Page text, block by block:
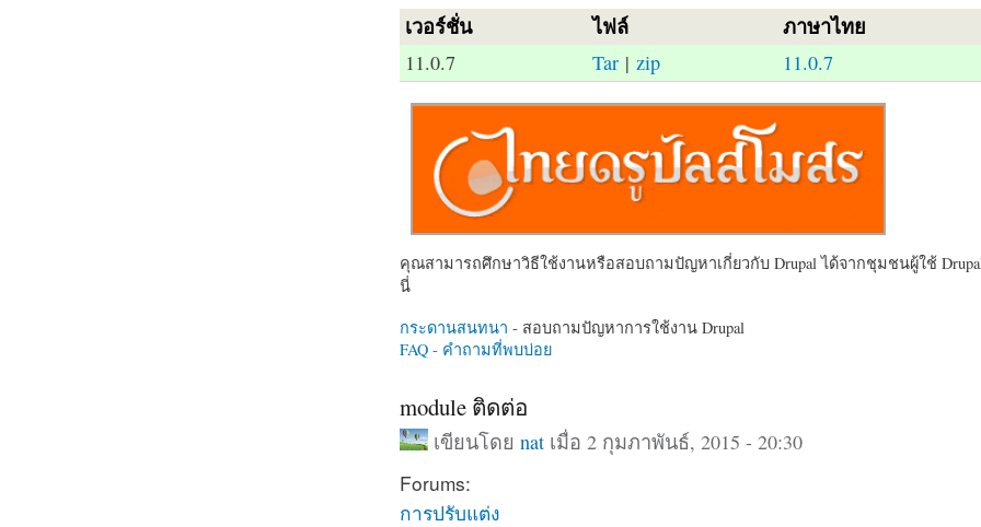
เวอร์ชั่น ไฟล์ ภาษาไทย
11.0.7 Tar| zip 11.0.7
คุณสามารถศึกษาวิธีใช้งานหรือสอบถามปัญหาเกี่ยวกับ Drupal ได้จากชุมชนผู้ใช้
นี่
กระดานสนทนา - สอบถามปัญหาการใช้งาน Drupal
FAQ - คำถามที่พบบ่อย
module ติดต่อ
เขียนโดยnat เมื่อ 2 กุมภาพันธ์, 2015 - 20:30
Forums:
การปรับแต่ง